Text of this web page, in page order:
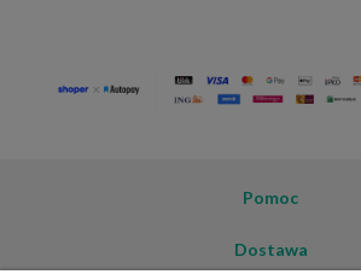
Pomoc
Dostawa